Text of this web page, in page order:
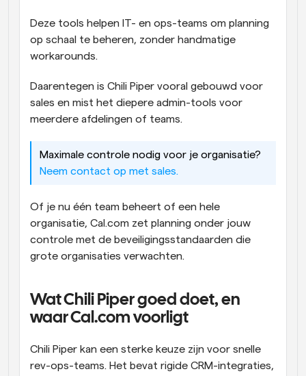
Deze tools helpen IT- en ops-teams om planning
op schaal te beheren, zonder handmatige
workarounds.
Daarentegen is Chili Piper vooral gebouwd voor
sales en mist het diepere admin-tools voor
meerdere afdelingen of teams.
Neem contact op met sales.
Of je nu één team beheert of een hele
organisatie, Cal.com zet planning onder jouw
controle met de beveiligingsstandaarden die
grote organisaties verwachten.
Wat Chili Piper goed doet, en
waar Cal.com voorligt
Chili Piper kan een sterke keuze zijn voor snelle
rev-ops-teams. Het bevat rigide CRM-integraties,